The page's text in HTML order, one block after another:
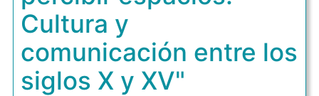
Cultura y
comunicación entre los
siglos X y XV"